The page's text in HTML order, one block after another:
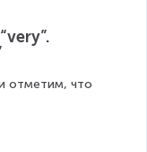
отметим, что